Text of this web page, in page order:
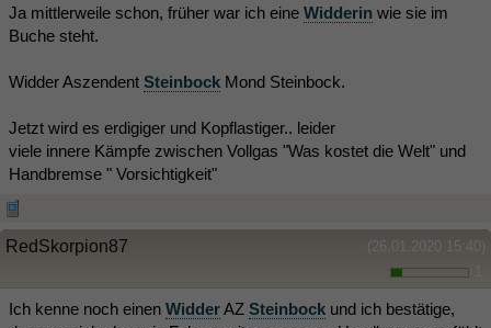
Ja mittlerweile schon, früher war ich eine Widderin wie sie im
Buche steht.
Widder Aszendent Steinbock Mond Steinbock.
Jetzt wird es erdigiger und Kopflastiger.. leider
viele innere Kämpfe zwischen Vollgas "Was kostet die Welt" und
Handbremse " Vorsichtigkeit"
(26.01.2020 15:40)
RedSkorpion87
Ich kenne noch einen WidderAZ Steinbock und ich bestätige,